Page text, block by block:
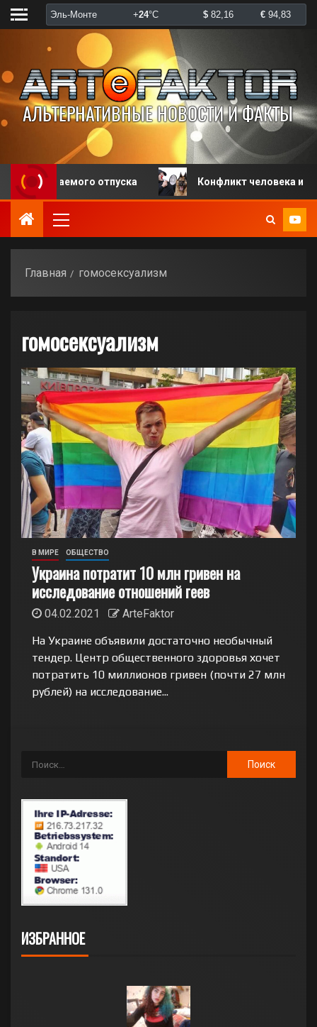
отпуска Конфликт человека и собаки
Главная гомосексуализм
гомосексуализм
В МИРЕ ОБЩЕСТВО
Украина потратит 10 млн гривен на
исследование отношений геев
04.02.2021
ArteFaktor
На Украине объявили достаточно необычный
тендер. Центр общественного здоровья хочет
потратить 10 миллионов гривен (почти 27 млн
рублей) на исследование...
ИЗБРАННОЕ